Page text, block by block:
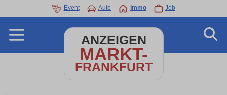
Event Auto Immo Job
ANZEIGEN
MARKT-
FRANKFURT